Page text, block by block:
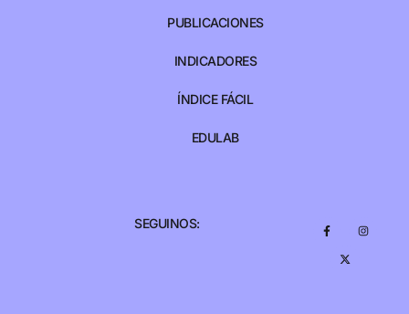
PUBLICACIONES
INDICADORES
ÍNDICE FÁCIL
EDULAB
SEGUINOS: